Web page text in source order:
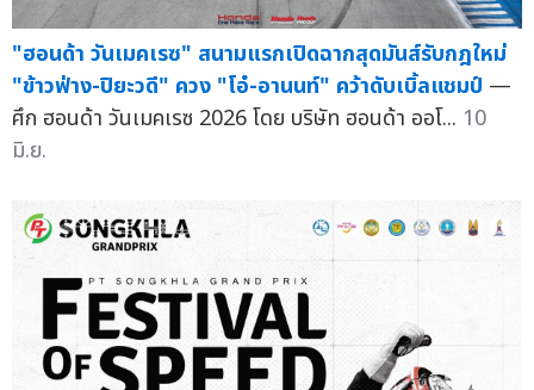
"ฮอนด้า วันเมคเรซ" สนามแรกเปิดฉากสุดมันส์รับกฎใหม่
"ข้าวฟ่าง-ปิยะวดี" ควง "โอ๋-อานนท์" คว้าดับเบิ้ลแชมป์ —
ศึก ฮอนด้า วันเมคเรซ 2026 โดย บริษัท ฮอนด้า ออโ... 10
มิ.ย.